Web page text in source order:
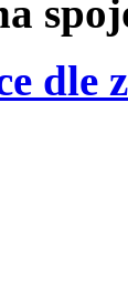
dle